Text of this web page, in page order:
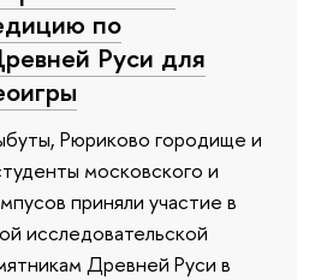
по
Руси для
Рюриково городище и
московского и
приняли участие в
исследовательской
Древней Руси в